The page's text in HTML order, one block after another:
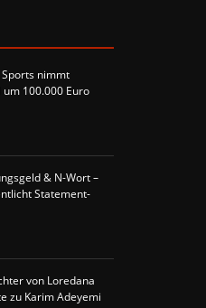
Sports nimmt
100.000 Euro
& N-Wort –
Statement-
von Loredana
zu Karim Adeyemi